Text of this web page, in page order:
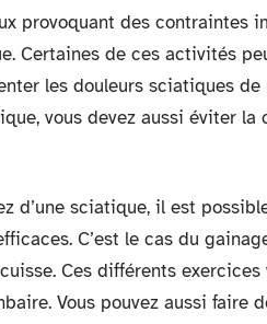
provoquant des contraintes
Certaines de ces activités
les douleurs sciatiques
vous devez aussi éviter
d’une sciatique, il est
C’est le cas du
Ces différents
Vous pouvez aussi